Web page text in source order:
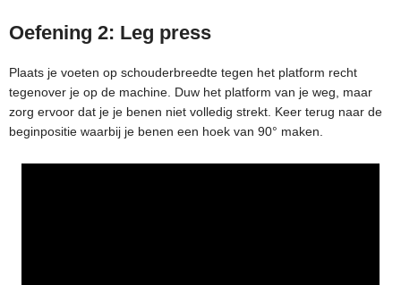
Oefening 2: Leg press
Plaats je voeten op schouderbreedte tegen het platform recht
tegenover je op de machine. Duw het platform van je weg, maar
zorg ervoor dat je je benen niet volledig strekt. Keer terug naar de
beginpositie waarbij je benen een hoek van 90° maken.